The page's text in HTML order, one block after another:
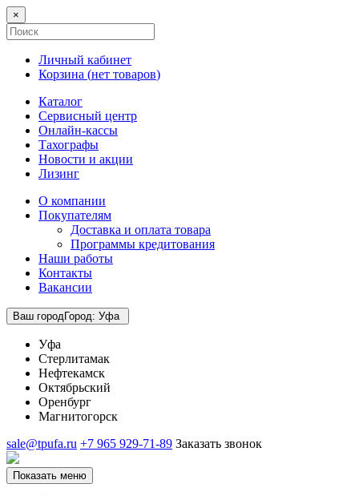
×
Личный кабинет
Корзина (нет товаров)
Каталог
Сервисный центр
Онлайн-кассы
Тахографы
Новости и акции
Лизинг
О компании
Покупателям
Доставка и оплата товара
Программы кредитования
Наши работы
Контакты
Вакансии
Ваш городГород: Уфа
Уфа
Стерлитамак
Нефтекамск
Октябрьский
Оренбург
Магнитогорск
sale@tpufa.ru +7 965 929-71-89 Заказать звонок
Показать меню